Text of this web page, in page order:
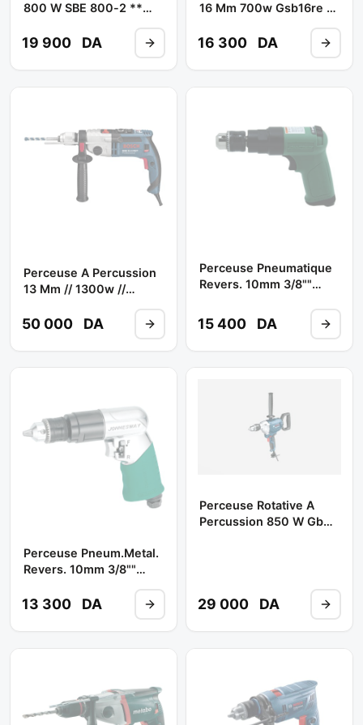
800 W SBE 800-2 **
19 900 DA
16 Mm 700w Gsb16re **
16 300 DA
Perceuse A Percussion
13 Mm // 1300w //
50 000 DA
Perceuse Pneumatique
Revers. 10mm 3/8""
JONNESWAY
15 400 DA
Perceuse Pneum.metal.
Revers. 10mm 3/8""
JONNESWAY
13 300 DA
Perceuse Rotative A
Percussion 850 W Gbm
29 000 DA